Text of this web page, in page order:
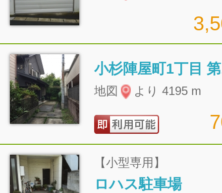
小杉陣屋町1丁目
地図 より 4195 m
【小型専用】
ロハス駐車場